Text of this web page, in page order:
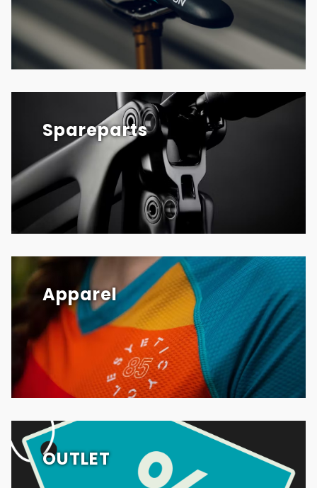
Spareparts
Apparel
OUTLET